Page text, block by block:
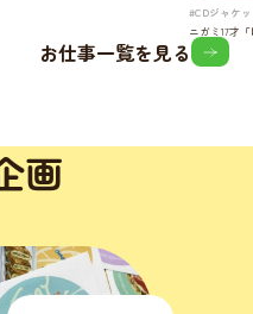
#CDジャケ
ニガミ17才
お仕事一覧を見る
画